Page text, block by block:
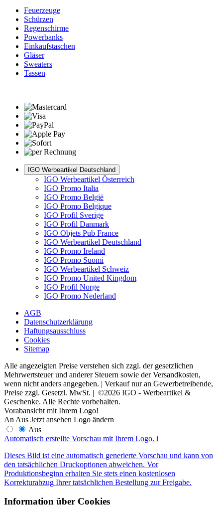
Feuerzeuge
Schürzen
Regenschirme
Powerbanks
Einkaufstaschen
Gläser
Sweaters
Tassen
IGO Werbeartikel Deutschland
IGO Werbeartikel Österreich
IGO Promo Italia
IGO Promo België
IGO Promo Belgique
IGO Profil Sverige
IGO Profil Danmark
IGO Objets Pub France
IGO Werbeartikel Deutschland
IGO Promo Ireland
IGO Promo Suomi
IGO Werbeartikel Schweiz
IGO Promo United Kingdom
IGO Profil Norge
IGO Promo Nederland
AGB
Datenschutzerklärung
Haftungsausschluss
Cookies
Sitemap
Alle angezeigten Preise verstehen sich zzgl. der gesetzlichen
Mehrwertsteuer und anderer Steuern sowie der Versandkosten,
wenn nicht anders angegeben. | Verkauf nur an Gewerbetreibende,
Preise zzgl. Gesetzl. MwSt. | ©2026 IGO - Werbeartikel &
Geschenke. Alle Rechte vorbehalten.
Vorabansicht mit Ihrem Logo!
An Aus Jetzt ansehen Logo ändern
Aus
Automatisch erstellte Vorschau mit Ihrem Logo. i
Dieses Bild ist eine automatisch generierte Vorschau und kann von
den tatsächlichen Druckoptionen abweichen. Vor
Produktionsbeginn erhalten Sie stets einen kostenlosen
Korrekturabzug Ihrer tatsächlichen Bestellung zur Freigabe.
Information über Cookies